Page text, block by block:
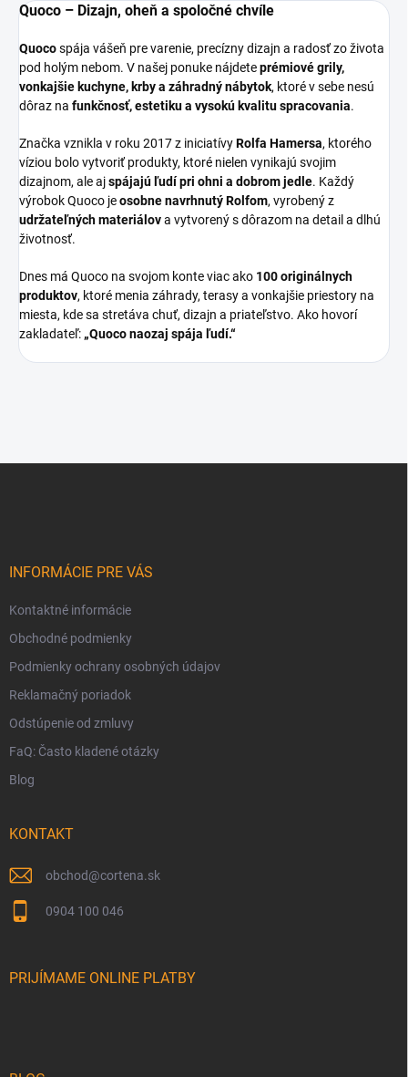
Quoco – Dizajn, oheň a spoločné chvíle
Quocospája vášeň pre varenie, precízny dizajn a radosť zo života
pod holým nebom. V našej ponuke nájdeteprémiové grily,
vonkajšie kuchyne, krby a záhradný nábytok, ktoré v sebe nesú
dôraz na funkčnosť, estetiku a vysokú kvalitu spracovania.
Značka vznikla v roku 2017 z iniciatívyRolfa Hamersa, ktorého
víziou bolo vytvoriť produkty, ktoré nielen vynikajú svojim
dizajnom, ale ajspájajú ľudí pri ohni a dobrom jedle. Každý
výrobok Quoco jeosobne navrhnutý Rolfom, vyrobený z
udržateľných materiálova vytvorený s dôrazom na detail a dlhú
životnosť.
Dnes má Quoco na svojom konte viac ako 100 originálnych
produktov, ktoré menia záhrady, terasy a vonkajšie priestory na
miesta, kde sa stretáva chuť, dizajn a priateľstvo. Ako hovorí
zakladateľ: „Quoco naozaj spája ľudí.“
INFORMÁCIE PRE VÁS
Kontaktné informácie
Obchodné podmienky
Podmienky ochrany osobných údajov
Reklamačný poriadok
Odstúpenie od zmluvy
FaQ: Často kladené otázky
Blog
KONTAKT
obchod@cortena.sk
0904 100 046
PRIJÍMAME ONLINE PLATBY